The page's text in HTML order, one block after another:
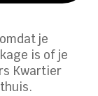
je
is of je
Kwartier